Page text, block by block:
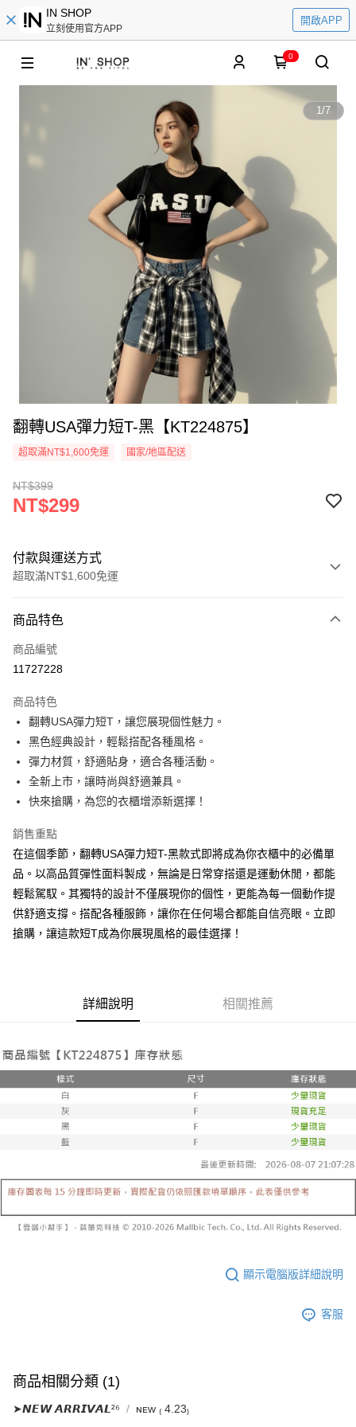
IN SHOP
立刻使用官方APP
開啟APP
0
1/7
翻轉USA彈力短T-黑【KT224875】
超取滿NT$1,600免運 國家/地區配送
NT$399
NT$299
付款與運送方式
超取滿NT$1,600免運
信用卡一次付款
超商取貨付款
Apple Pay
街口支付
Google Pay
大哥付你分期
相關說明
1.本服務由台灣大哥大提供，台灣大哥大用戶可立即使用無須另外申請。
2.付款方式選擇「大哥付你分期」，訂單成立後會自動跳轉到大哥付的交易
流程，驗證手機門號後，選擇欲分期的期數、繳款截止日，確認付款後即完
成交易。
3.實際核准額度、可分期數及費用金額請依後續交易確認頁面所載為準。
4.訂單成立30分鐘內，如未前往確認交易或遇審核未通過，訂單將自動取
【注意事項】
1.本服務係由「台灣大哥大股份有限公司」（以下簡稱本公司）所提供，讓
用戶於交易時，得透過本服務購買商品或服務，並由商店將買賣／分期付款
買賣價金債權讓與本公司後，依約使用本公司帳單繳交帳款。
2.基於同意付款使用「大哥付你分期」之契約關係目的，商店將以您的個人
資料（包含姓名、電話或地址）提供予台灣大哥大進項蒐集、處理及利用，
由本公司與您本人進行分期帳單所需資料之確認、核對及更正。
https://oppay.tw/userRule
AFTEE先享後付
相關說明
【關於「AFTEE先享後付」】
AFTEE先享後付是「在收到商品之後才付款」的支付方式。 讓您購物簡單
便利好安心！
１．簡單：不需註冊會員、不需綁卡、不需儲值。
１．於結帳方式選擇「AFTEE先享後付」後，將跳轉至「AFTEE先享後付」
結帳頁面，進行簡訊認證並確認金額後，即可完成結帳。
３．收到繳費通知簡訊後14天內，點擊此簡訊中的連結，可透過四大超商／
※ 請注意：結帳手續完成當下不需立刻繳費，但若您需要取消訂單，請聯絡
購買商品的店家。未經商家同意取消之訂單仍視為有效，需透過AFTEE先享
後付繳納相關費用。
※ 交易是否成功請以「AFTEE先享後付 」之結帳頁面顯示為準，若有關於
是否繳費成功／繳費後需取消欲退款等相關疑問，請聯繫「AFTEE先享後付
【注意事項】
１．透過由恩沛科技股份有限公司提供之「AFTEE先享後付」服務完成之交
權轉讓予恩沛科技股份有限公司。
３．未成年的使用者請事先徵得法定代理人或監護人之同意方可使用
「AFTEE先享後付」，若未經同意申辦者引起之損失，本公司不負相關責
４．使用「AFTEE先享後付」時，將依據個別帳號之用戶狀況，依本公司即
時審查核予不同之上限額度；若仍有額度不足之情形，本公司將視審查結果
付款後全家取貨
已關閉，請勿下單
每筆NT$10,000
已關閉，請勿下單(付取)
每筆NT$10,000
每筆NT$60，滿NT$1,800(含以上)免運費
付款後7-11取貨
商品特色
商品編號
11727228
商品特色
翻轉USA彈力短T，讓您展現個性魅力。
黑色經典設計，輕鬆搭配各種風格。
彈力材質，舒適貼身，適合各種活動。
全新上市，讓時尚與舒適兼具。
快來搶購，為您的衣櫃增添新選擇！
銷售重點
在這個季節，翻轉USA彈力短T-黑款式即將成為你衣櫃中的必備單
品。以高品質彈性面料製成，無論是日常穿搭還是運動休閒，都能
輕鬆駕馭。其獨特的設計不僅展現你的個性，更能為每一個動作提
供舒適支撐。搭配各種服飾，讓你在任何場合都能自信亮眼。立即
搶購，讓這款短T成為你展現風格的最佳選擇！
詳細說明 相關推薦
顯示電腦版詳細說明
客服
商品相關分類 (1)
➤𝙉𝙀𝙒 𝘼𝙍𝙍𝙄𝙑𝘼𝙇²⁶ ɴᴇᴡ ₍ 4.23₎